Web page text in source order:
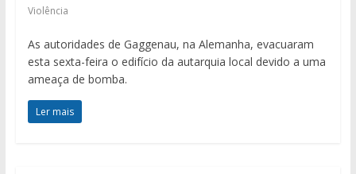
Violência
As autoridades de Gaggenau, na Alemanha, evacuaram
esta sexta-feira o edifício da autarquia local devido a uma
ameaça de bomba.
Ler mais